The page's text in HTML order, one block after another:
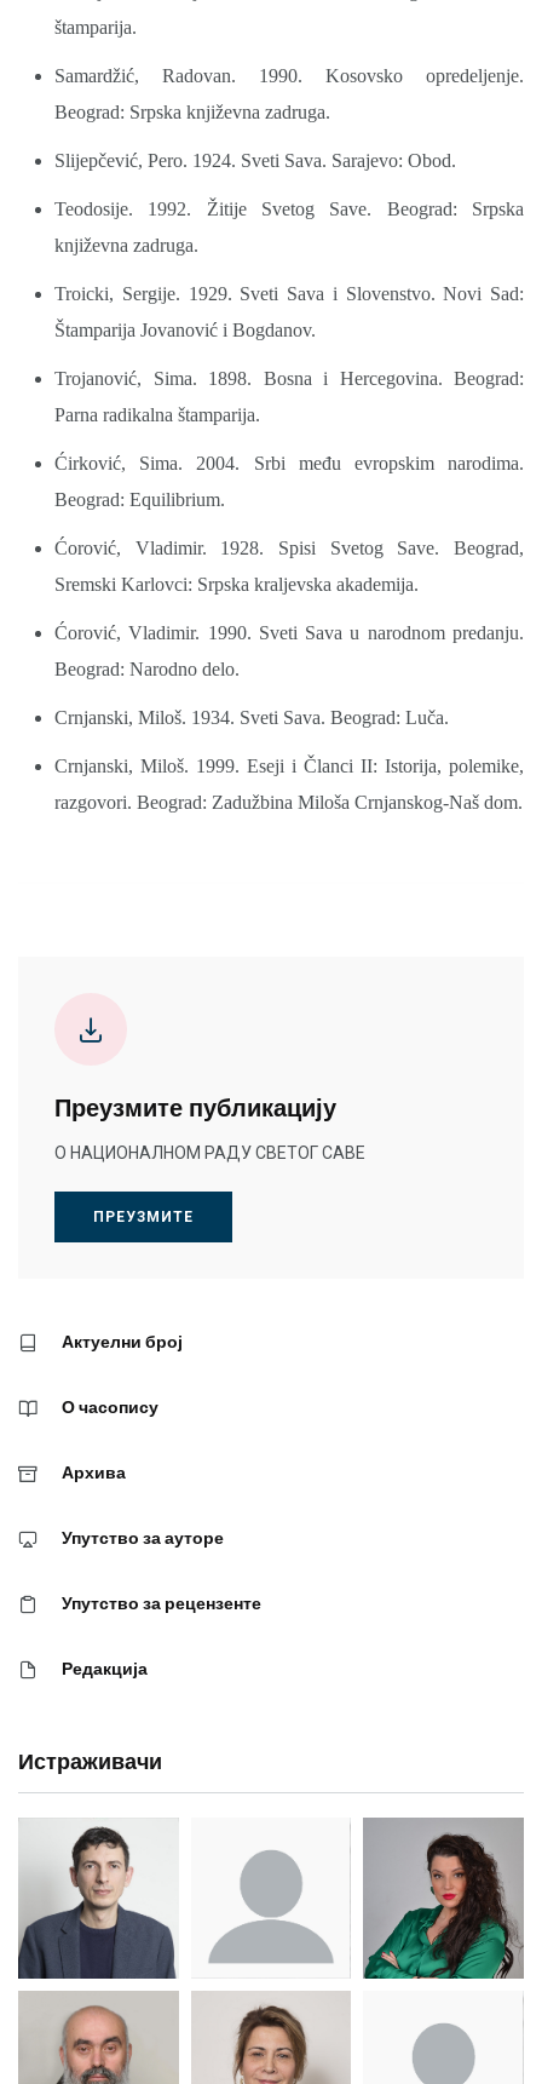
štamparija.
Samardžić, Radovan. 1990. Kosovsko opredeljenje.
Beograd: Srpska književna zadruga.
Slijepčević, Pero. 1924. Sveti Sava. Sarajevo: Obod.
Teodosije. 1992. Žitije Svetog Save. Beograd: Srpska
književna zadruga.
Troicki, Sergije. 1929. Sveti Sava i Slovenstvo. Novi Sad:
Štamparija Jovanović i Bogdanov.
Trojanović, Sima. 1898. Bosna i Hercegovina. Beograd:
Parna radikalna štamparija.
Ćirković, Sima. 2004. Srbi među evropskim narodima.
Beograd: Equilibrium.
Ćorović, Vladimir. 1928. Spisi Svetog Save. Beograd,
Sremski Karlovci: Srpska kraljevska akademija.
Ćorović, Vladimir. 1990. Sveti Sava u narodnom predanju.
Beograd: Narodno delo.
Crnjanski, Miloš. 1934. Sveti Sava. Beograd: Luča.
Crnjanski, Miloš. 1999. Eseji i Članci II: Istorija, polemike,
razgovori. Beograd: Zadužbina Miloša Crnjanskog-Naš dom.
Преузмите публикацију
О НАЦИОНАЛНОМ РАДУ СВЕТОГ САВЕ
ПРЕУЗМИТЕ
Актуелни број
О часопису
Архива
Упутство за ауторе
Упутство за рецензенте
Редакција
Истраживачи
Др Миша
Стојадиновић
Зоран
Милошевић
Др Марија
Ђорић